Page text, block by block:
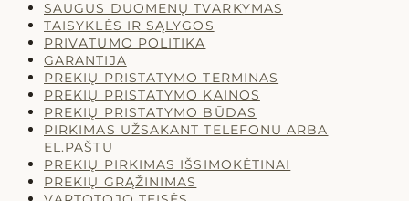
SAUGUS DUOMENŲ TVARKYMAS
TAISYKLĖS IR SĄLYGOS
PRIVATUMO POLITIKA
GARANTIJA
PREKIŲ PRISTATYMO TERMINAS
PREKIŲ PRISTATYMO KAINOS
PREKIŲ PRISTATYMO BŪDAS
PIRKIMAS UŽSAKANT TELEFONU ARBA
EL.PAŠTU
PREKIŲ PIRKIMAS IŠSIMOKĖTINAI
PREKIŲ GRĄŽINIMAS